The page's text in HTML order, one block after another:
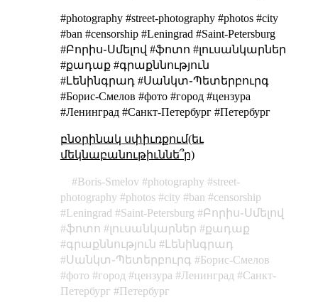
#photography #street-photography #photos #city
#ban #censorship #Leningrad #Saint-Petersburg
#Բորիս֊Սմելով #ֆոտո #լուսանկարներ
#քադաք #գրաքննություն
#Լենինգրադ #Սանկտ֊Պետերբուրգ
#Борис-Смелов #фото #город #цензура
#Ленинград #Санкт-Петербург #Петербург
բնօրինակ սփիւռքում(եւ
մեկնաբանութիւննե՞ր)
Boris-Smelov photography
street-
photography
photos city ban
censorship
Leningrad
Saint-Petersburg
Բորիս֊Սմելով
ֆոտո
լուսանկարներ
քադաք
գրաքննություն
Լենինգրադ
Սանկտ֊Պետերբուրգ
Борис-Смелов
фото
город цензура Ленинград
Санкт-
Петербург
Петербург